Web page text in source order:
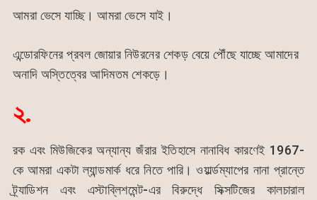
আমরা ভেসে যাচ্ছি। আমরা ভেসে যাই।
এন্ডোরফিনের প্রবল জোয়ার নিউরনের শেকড় বেয়ে পৌঁছে যাচ্ছে আমাদের
অনাদি অস্তিত্বের আদিমতম শেকড়ে।
২.
রক এবং মিউজিকের অন্যান্য জঁরার ইতিহাসে নানাবিধ কারণেই 1967-
কে আমরা একটা ল্যান্ডমার্ক ধরে নিতে পারি। ওয়ার্ল্ডম্যাপের নানা প্রান্তে
ট্র্যাডিশন এবং এস্টাব্লিশমেন্ট-এর বিরুদ্ধে সিক্সটিজের কালচারাল